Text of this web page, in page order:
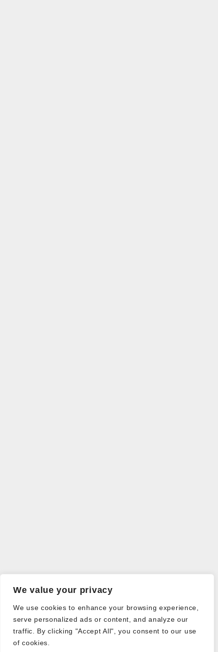
We value your privacy
We use cookies to enhance your browsing experience,
serve personalized ads or content, and analyze our
traffic. By clicking "Accept All", you consent to our use
of cookies.